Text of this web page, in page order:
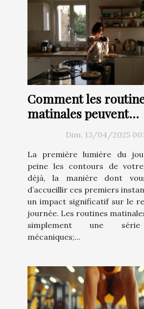
Comment les
matinales peuvent
transformer votre
Dim. 13/04/2025
La première lumière du
peine les contours de
déjà, la manière dont
d’accueillir ces premiers
un impact significatif sur le
journée. Les routines
simplement une série
mécaniques;...